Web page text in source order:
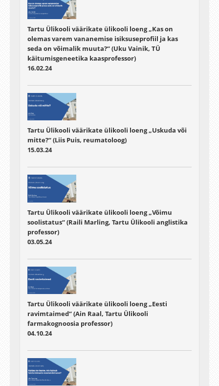
Tartu Ülikooli väärikate ülikooli loeng „Kas on
olemas varem vananemise isiksuseprofiil ja kas
seda on võimalik muuta?“ (Uku Vainik, TÜ
käitumisgeneetika kaasprofessor)
16.02.24
Tartu Ülikooli väärikate ülikooli loeng „Uskuda või
mitte?“ (Liis Puis, reumatoloog)
15.03.24
Tartu Ülikooli väärikate ülikooli loeng „Võimu
soolistatus“ (Raili Marling, Tartu Ülikooli anglistika
professor)
03.05.24
Tartu Ülikooli väärikate ülikooli loeng „Eesti
ravimtaimed“ (Ain Raal, Tartu Ülikooli
farmakognoosia professor)
04.10.24